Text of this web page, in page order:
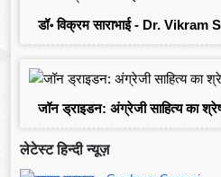
डॉ॰ विक्रम साराभाई - Dr. Vikram
जॉन ड्राइडन: अंग्रेजी साहित्य का
लेटेस्ट हिन्दी न्यूज़